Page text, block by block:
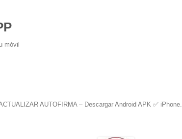
móvil
AUTOFIRMA – Descargar Android APK ✅️ iPhone.